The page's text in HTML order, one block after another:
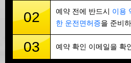
02 예약 전에 반드시 이용
한 운전면허증을 준비
03 예약 확인 이메일을 확